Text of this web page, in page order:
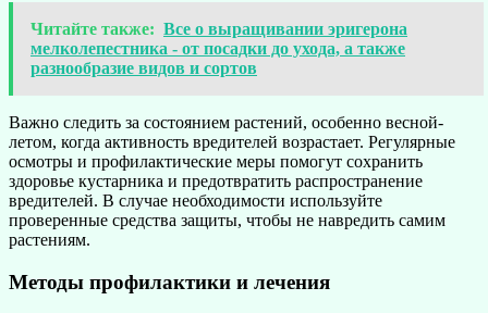
Читайте также: Все о выращивании эригерона
мелколепестника - от посадки до ухода, а также
разнообразие видов и сортов
Важно следить за состоянием растений, особенно весной-
летом, когда активность вредителей возрастает. Регулярные
осмотры и профилактические меры помогут сохранить
здоровье кустарника и предотвратить распространение
вредителей. В случае необходимости используйте
проверенные средства защиты, чтобы не навредить самим
растениям.
Методы профилактики и лечения